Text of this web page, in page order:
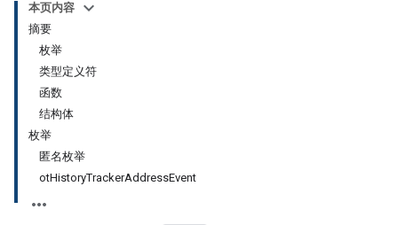
本页内容
摘要
枚举
类型定义符
函数
结构体
枚举
匿名枚举
otHistoryTrackerAddressEvent